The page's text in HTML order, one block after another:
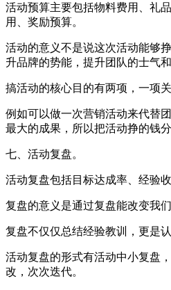
活动预算主要包括物料费用、礼
用、奖励预算。
活动的意义不是说这次活动能够
升品牌的势能，提升团队的士气和
搞活动的核心目的有两项，一项
例如可以做一次营销活动来代替
最大的成果，所以把活动挣的钱分
七、活动复盘。
活动复盘包括目标达成率、经验
复盘的意义是通过复盘能改变我们
复盘不仅仅总结经验教训，更是
活动复盘的形式有活动中小复盘
改，次次迭代。